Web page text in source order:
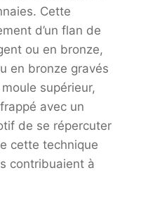
Cette
d’un flan de
ou en bronze,
en bronze gravés
supérieur,
avec un
de se répercuter
cette technique
contribuaient à